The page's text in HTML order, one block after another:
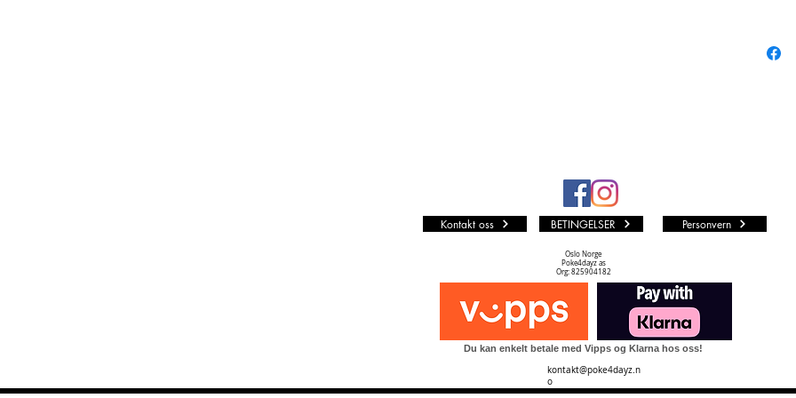
Kontakt oss BETINGELSER Personvern
Oslo Norge
Poke4dayz as
Org: 825904182
Du kan enkelt betale med Vipps og Klarna hos oss!
kontakt@poke4dayz.n
o